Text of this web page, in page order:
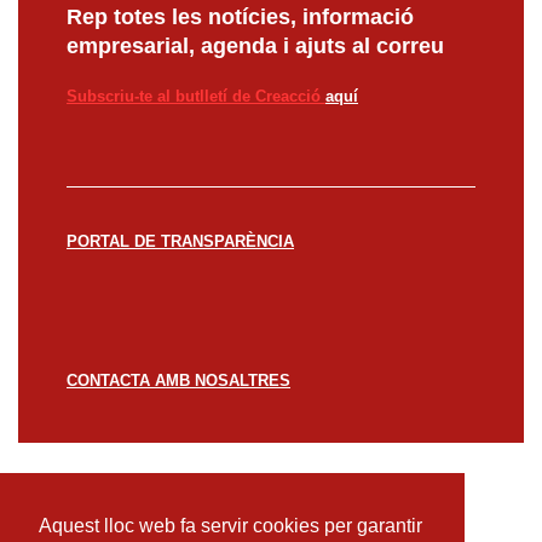
Aquest lloc web fa servir cookies per garantir
Rep totes les notícies, informació
empresarial, agenda i ajuts al correu
Subscriu-te al butlletí de Creacció aquí
PORTAL DE TRANSPARÈNCIA
CONTACTA AMB NOSALTRES